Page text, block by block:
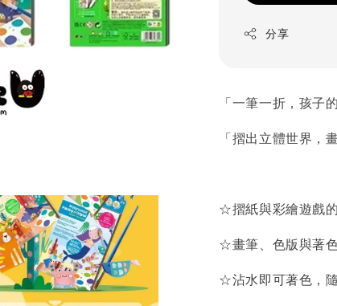
分享
「一筆一折，孩子
「摺出立體世界，
☆摺紙與彩繪遊戲
☆畫筆、色版與著
☆沾水即可著色，